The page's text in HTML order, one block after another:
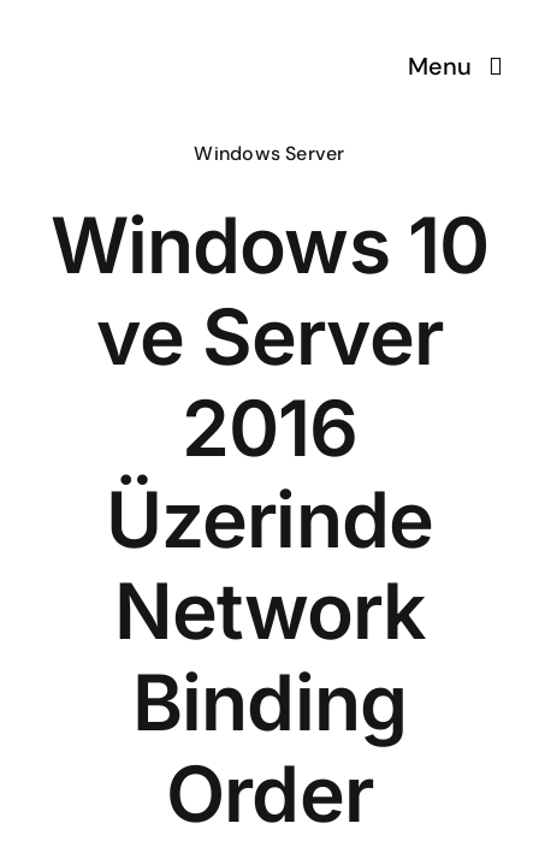
Menu
ÇözümPark
Eğitimlerim
Hakkında
Windows Server
Windows 10
ve Server
2016
Üzerinde
Network
Binding
Order